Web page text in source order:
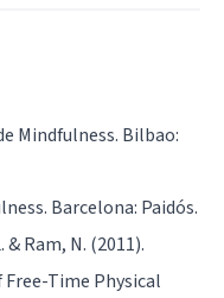
Mindfulness. Bilbao:
Barcelona: Paidós.
& Ram, N. (2011).
Time Physical